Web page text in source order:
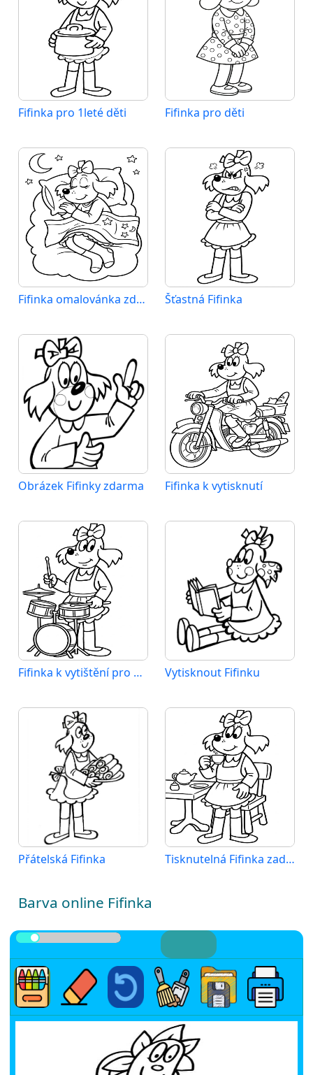
Fifinka pro 1leté děti Fifinka pro děti
Fifinka omalovánka zdarma Šťastná Fifinka
Obrázek Fifinky zdarma Fifinka k vytisknutí
Fifinka k vytištění pro děti Vytisknout Fifinku
Přátelská Fifinka Tisknutelná Fifinka zadarmo
Barva online Fifinka